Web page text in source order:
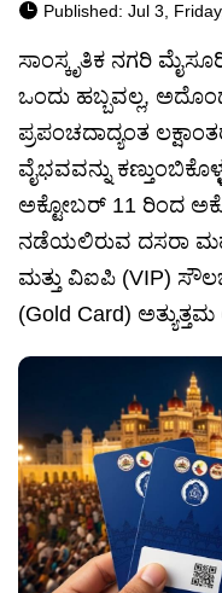
Published: Jul 3,
ಸಾಂಸ್ಕೃತಿಕ ನಗರಿ
ಒಂದು ಹಬ್ಬವಲ್ಲ,
ಪ್ರಪಂಚದಾದ್ಯಂತ
ವೈಭವವನ್ನು
ಅಕ್ಟೋಬರ್ 11 ರಿಂದ
ನಡೆಯಲಿರುವ ದಸರಾ
ಮತ್ತು ವಿಐಪಿ (VIP)
(Gold Card)